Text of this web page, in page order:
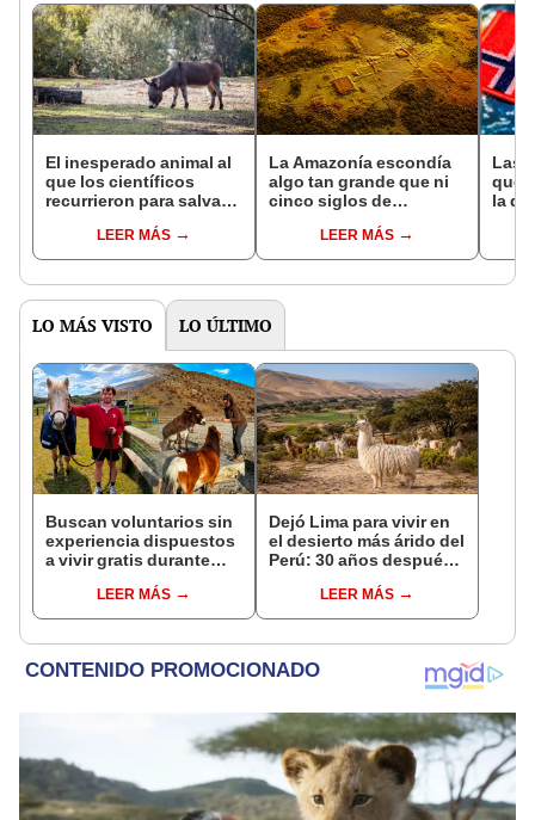
El inesperado animal al
que los científicos
recurrieron para salvar
reintroducción de un
asno salvaje está
en un paisaje con más
vida
LEER MÁS
La Amazonía escondía
algo tan grande que ni
cinco siglos de
encontrarlo: el hallazgo
podría cambiar todo lo
pasado
LEER MÁS
Las
que
la de
LO MÁS VISTO LO ÚLTIMO
Buscan voluntarios sin
experiencia dispuestos
a vivir gratis durante
cuidar caballos, burros
y otros animales
LEER MÁS
Dejó Lima para vivir en
el desierto más árido del
Perú: 30 años después,
creó un sorprendente
ecosistema
LEER MÁS